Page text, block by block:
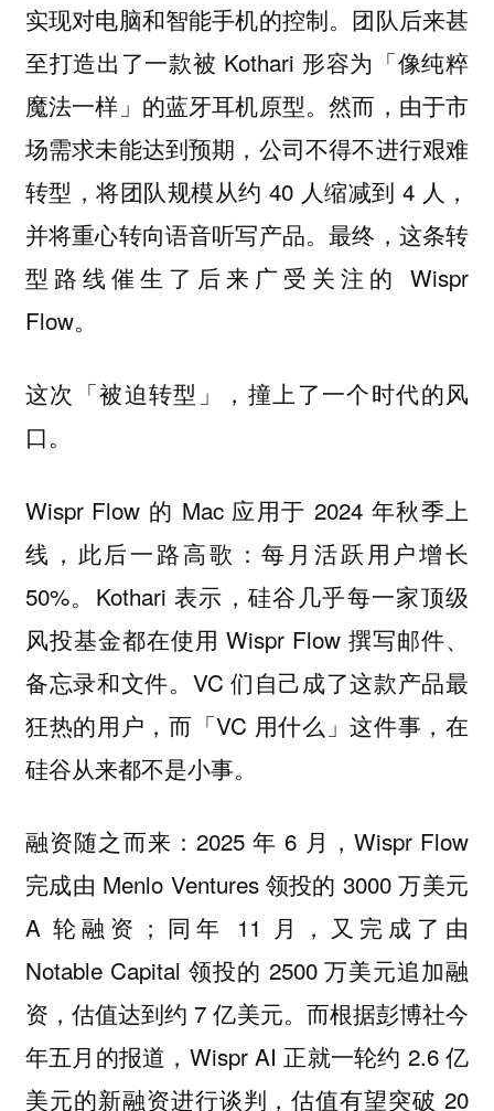
实现对电脑和智能手机的控制。团队后来甚
至打造出了一款被 Kothari 形容为「像纯粹
魔法一样」的蓝牙耳机原型。然而，由于市
场需求未能达到预期，公司不得不进行艰难
转型，将团队规模从约 40 人缩减到 4 人，
并将重心转向语音听写产品。最终，这条转
型路线催生了后来广受关注的 Wispr
Flow。
这次「被迫转型」，撞上了一个时代的风
口。
Wispr Flow 的 Mac 应用于 2024 年秋季上
线，此后一路高歌：每月活跃用户增长
50%。Kothari 表示，硅谷几乎每一家顶级
风投基金都在使用 Wispr Flow 撰写邮件、
备忘录和文件。VC 们自己成了这款产品最
狂热的用户，而「VC 用什么」这件事，在
硅谷从来都不是小事。
融资随之而来：2025 年 6 月，Wispr Flow
完成由 Menlo Ventures 领投的 3000 万美元
A 轮融资；同年 11 月，又完成了由
Notable Capital 领投的 2500 万美元追加融
资，估值达到约 7 亿美元。而根据彭博社今
年五月的报道，Wispr AI 正就一轮约 2.6 亿
美元的新融资进行谈判，估值有望突破 20